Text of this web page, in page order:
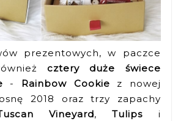
prezentowych, w paczce
cztery duże świece
- Rainbow Cookie z nowej
2018 oraz trzy zapachy
Vineyard,Tulips i